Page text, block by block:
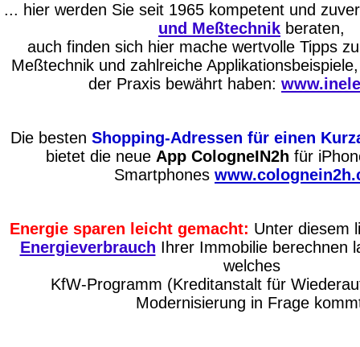
... hier werden Sie seit 1965 kompetent und
und Meßtechnik beraten,
auch finden sich hier mache wertvolle Tipps
Meßtechnik und zahlreiche
der Praxis bewährt haben:
Die besten Shopping-Adressen für einen
bietet die neue App CologneIN2h für
Smartphones
Energie sparen leicht gemacht: Unter diesem
Energieverbrauch Ihrer Immobilie berechnen
welches
KfW-Programm (Kreditanstalt für
Modernisierung in Frage